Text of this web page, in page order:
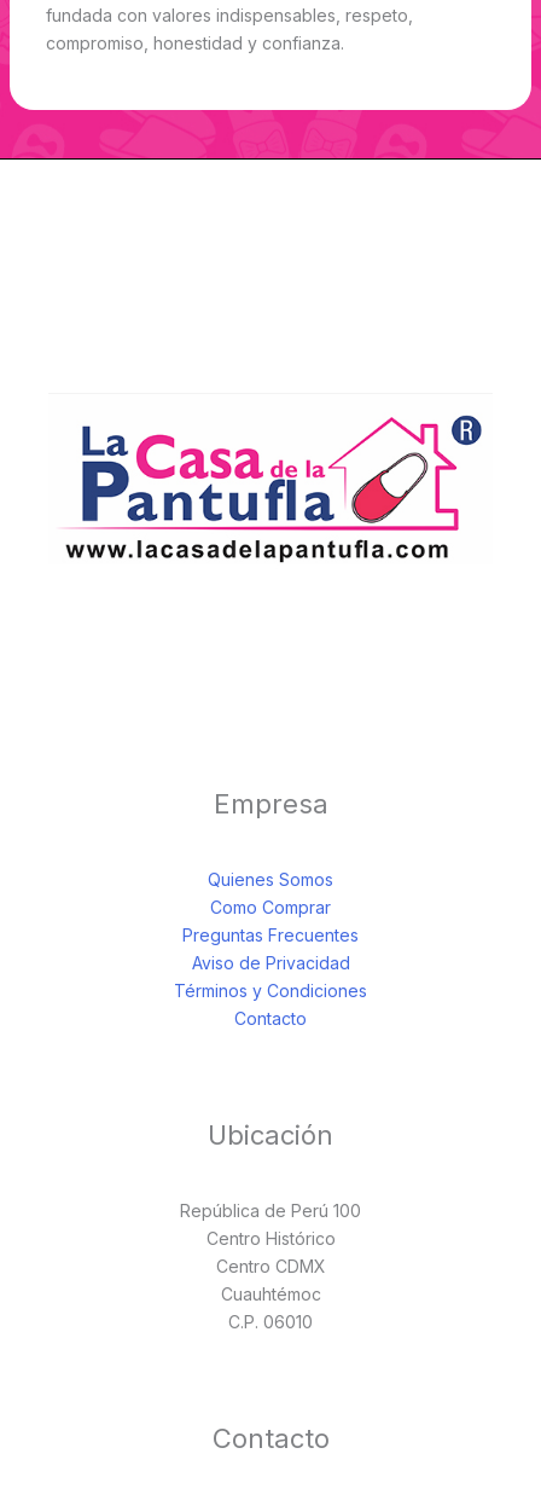
fundada con valores indispensables, respeto,
compromiso, honestidad y confianza.
Empresa
Quienes Somos
Como Comprar
Preguntas Frecuentes
Aviso de Privacidad
Términos y Condiciones
Contacto
Ubicación
República de Perú 100
Centro Histórico
Centro CDMX
Cuauhtémoc
C.P. 06010
Contacto